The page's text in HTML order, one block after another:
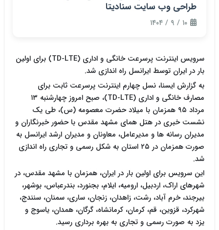
طراحی وب سایت سنادیتا
۱۰ / ۹ / ۱۴۰۴
سرویس اینترنت پرسرعت خانگی و اداری (TD-LTE) برای اولین
بار در ایران توسط ایرانسل راه اندازی شد.
به گزارش ایسنا، نسل چهارم اینترنت پرسرعت ثابت برای
مصارف خانگی و اداری (TD-LTE)، صبح امروز چهارشنبه ۱۳
مرداد ۹۵ همزمان با میلاد حضرت معصومه (س)، طی یک
نشست خبری در هتل همای مشهد مقدس با حضور خبرنگاران و
مدیران رسانه ها و مدیرعامل، معاونان و مدیران ارشد ایرانسل به
صورت همزمان در ۲۵ استان به شکل رسمی و تجاری راه اندازی
شد.
این سرویس برای اولین بار در ایران، همزمان با مشهد مقدس، در
شهرهای اراک، اردبیل، ارومیه، ایلام، بجنورد، بندرعباس، بوشهر،
بیرجند، خرم آباد، رشت، زاهدان، زنجان، ساری، سمنان، سنندج،
شهرکرد، قزوین، قم، کرمان، کرمانشاه، گرگان، همدان، یاسوج و
یزد به صورت رسمی و تجاری به بهره برداری رسید.